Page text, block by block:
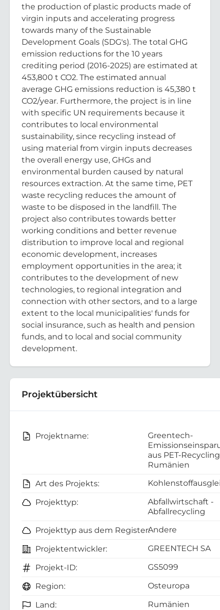
the production of plastic products made of
virgin inputs and accelerating progress
towards many of the Sustainable
Development Goals (SDG's). The total GHG
emission reductions for the 10 years
crediting period (2016-2025) are estimated at
453,800 t CO2. The estimated annual
average GHG emissions reduction is 45,380 t
CO2/year. Furthermore, the project is in line
with specific UN requirements because it
contributes to local environmental
sustainability, since recycling instead of
using material from virgin inputs decreases
the overall energy use, GHGs and
environmental burden caused by natural
resources extraction. At the same time, PET
waste recycling reduces the amount of
waste to be disposed in the landfill. The
project also contributes towards better
working conditions and better revenue
distribution to improve local and regional
economic development, increases
employment opportunities in the area; it
contributes to the development of new
technologies, to regional integration and
connection with other sectors, and to a large
extent to the local municipalities' funds for
social insurance, such as health and pension
funds, and to local and social community
development.
Projektübersicht
Projektname:
Greentech-
aus PET-Recycling
Rumänien
Art des Projekts:
Projekttyp:
Abfallwirtschaft -
Abfallrecycling
Projekttyp aus dem Register:Andere
Projektentwickler: GREENTECH SA
Projekt-ID: GS5099
Region: Osteuropa
Land: Rumänien